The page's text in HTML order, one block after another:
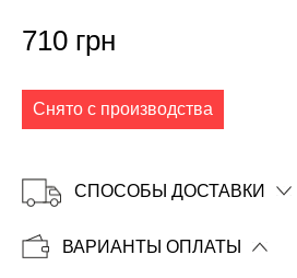
710 грн
Снято с производства
СПОСОБЫ ДОСТАВКИ
ВАРИАНТЫ ОПЛАТЫ